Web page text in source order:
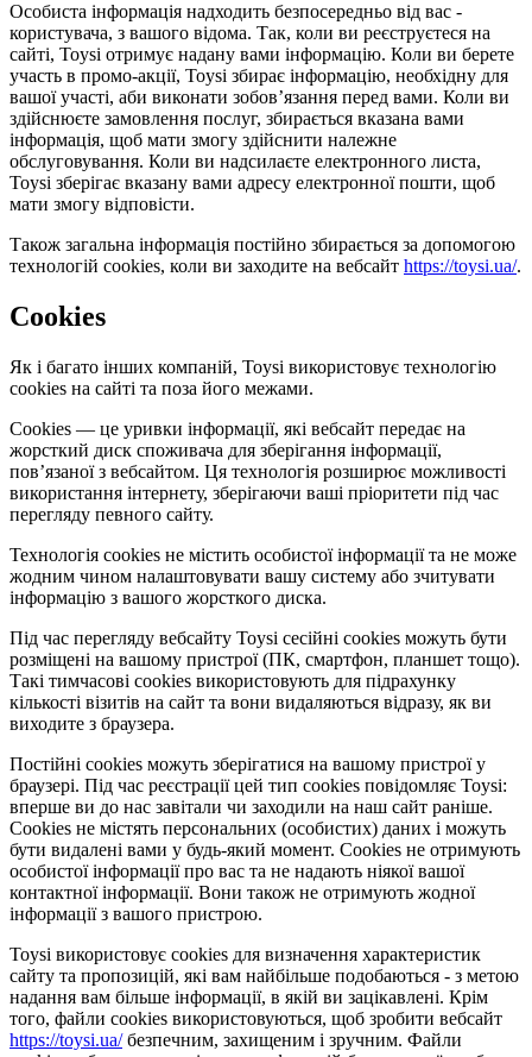
Особиста інформація надходить безпосередньо від вас -
користувача, з вашого відома. Так, коли ви реєструєтеся на
сайті, Toysi отримує надану вами інформацію. Коли ви берете
участь в промо-акції, Toysi збирає інформацію, необхідну для
вашої участі, аби виконати зобов’язання перед вами. Коли ви
здійснюєте замовлення послуг, збирається вказана вами
інформація, щоб мати змогу здійснити належне
обслуговування. Коли ви надсилаєте електронного листа,
Toysi зберігає вказану вами адресу електронної пошти, щоб
мати змогу відповісти.
Також загальна інформація постійно збирається за допомогою
технологій cookies, коли ви заходите на вебсайт https://toysi.ua/.
Cookies
Як і багато інших компаній, Toysi використовує технологію
cookies на сайті та поза його межами.
Cookies — це уривки інформації, які вебсайт передає на
жорсткий диск споживача для зберігання інформації,
пов’язаної з вебсайтом. Ця технологія розширює можливості
використання інтернету, зберігаючи ваші пріоритети під час
перегляду певного сайту.
Технологія cookies не містить особистої інформації та не може
жодним чином налаштовувати вашу систему або зчитувати
інформацію з вашого жорсткого диска.
Під час перегляду вебсайту Toysi сесійні cookies можуть бути
розміщені на вашому пристрої (ПК, смартфон, планшет тощо).
Такі тимчасові cookies використовують для підрахунку
кількості візитів на сайт та вони видаляються відразу, як ви
виходите з браузера.
Постійні cookies можуть зберігатися на вашому пристрої у
браузері. Під час реєстрації цей тип cookies повідомляє Toysi:
вперше ви до нас завітали чи заходили на наш сайт раніше.
Cookies не містять персональних (особистих) даних і можуть
бути видалені вами у будь-який момент. Сookies не отримують
особистої інформації про вас та не надають ніякої вашої
контактної інформації. Вони також не отримують жодної
інформації з вашого пристрою.
Toysi використовує cookies для визначення характеристик
сайту та пропозицій, які вам найбільше подобаються - з метою
надання вам більше інформації, в якій ви зацікавлені. Крім
того, файли cookies використовуються, щоб зробити вебсайт
https://toysi.ua/безпечним, захищеним і зручним. Файли